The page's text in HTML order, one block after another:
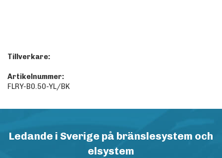
Tillverkare:
Artikelnummer:
FLRY-B0.50-YL/BK
Ledande i Sverige på bränslesystem och
elsystem